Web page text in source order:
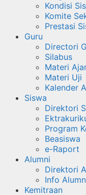
Kondisi
Komite
Prestasi
Guru
Directori
Silabus
Materi
Materi Uji
Kalender
Siswa
Direktori
Program
Beasiswa
e-Raport
Alumni
Direktori
Info
Kemitraan